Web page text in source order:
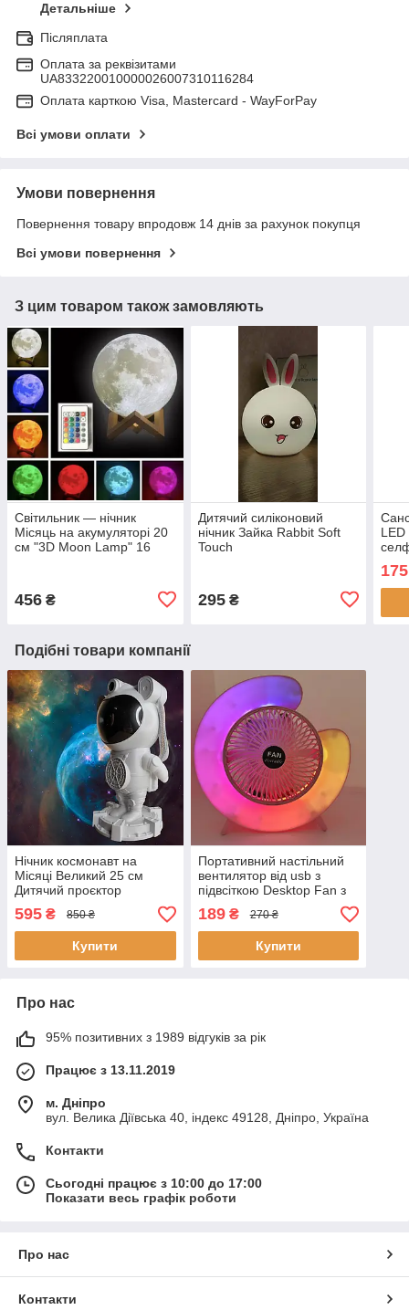
Детальніше
Післяплата
Оплата за реквізитами
UA833220010000026007310116284
Оплата карткою Visa, Mastercard - WayForPay
Всі умови оплати
Умови повернення
Повернення товару впродовж 14 днів за рахунок покупця
Всі умови повернення
З цим товаром також замовляють
Світильник — нічник
Місяць на акумуляторі 20
см "3D Moon Lamp" 16
456 ₴
Дитячий силіконовий
нічник Зайка Rabbit Soft
Touch
295₴
175
Подібні товари компанії
Нічник космонавт на
Місяці Великий 25 см
Дитячий проєктор
зоряного неба астронавт з
Bluetooth-колонкою та
пультом
595 ₴ 850 ₴
Купити
Портативний настільний
вентилятор від usb з
підвсіткою Desktop Fan з
функцією нахилу і нічника,
рожевий
189₴ 270 ₴
Купити
Про нас
95% позитивних з 1989 відгуків за рік
Працює з 13.11.2019
м. Дніпро
вул. Велика Діївська 40, індекс 49128, Дніпро, Україна
Контакти
Сьогодні працює з 10:00 до 17:00
Показати весь графік роботи
Про нас
Контакти